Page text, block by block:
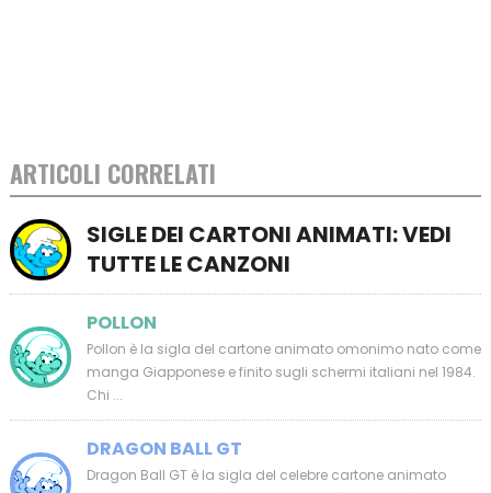
ARTICOLI CORRELATI
SIGLE DEI CARTONI ANIMATI: VEDI
TUTTE LE CANZONI
POLLON
Pollon è la sigla del cartone animato omonimo nato come
manga Giapponese e finito sugli schermi italiani nel 1984.
Chi ...
DRAGON BALL GT
Dragon Ball GT è la sigla del celebre cartone animato